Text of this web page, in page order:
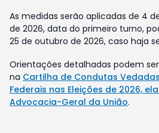
As medidas serão aplicadas de 4
de 2026, data do primeiro turno,
25 de outubro de 2026, caso haja
Orientações detalhadas podem
na Cartilha de Condutas
Federais nas Eleições de 2026,
Advocacia-Geral da União.